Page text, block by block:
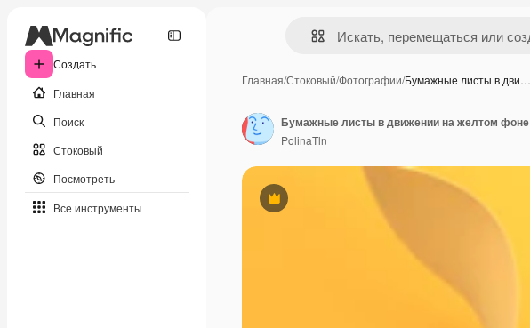
Создать
Главная
Поиск
Стоковый
Посмотреть
Все инструменты
Главная/Стоковый/Фотографии/Бумажные листы в дви…
Премиум
Бумажные листы в движении на желтом фоне
PolinaTln